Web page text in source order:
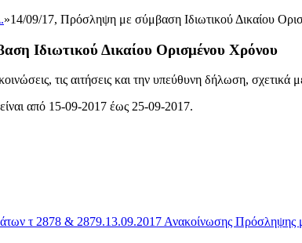
»14/09/17, Πρόσληψη με σύμβαση Ιδιωτικού Δικαίου
Ιδιωτικού Δικαίου Ορισμένου Χρόνου
τις αιτήσεις και την υπεύθυνη δήλωση, σχετικά
από 15-09-2017 έως 25-09-2017.
τ 2878 & 2879.13.09.2017 Ανακοίνωσης Πρόσληψης